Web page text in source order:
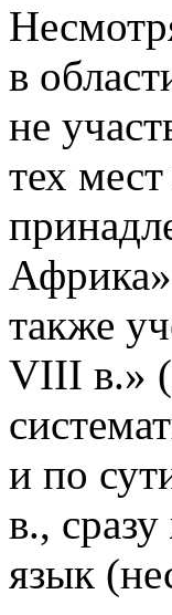
в
не
тех
также
VIII в.»
и по
в.,
язык